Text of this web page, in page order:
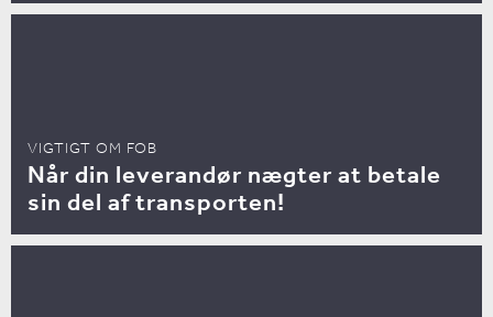
VIGTIGT OM FOB
Når din leverandør nægter at betale
sin del af transporten!